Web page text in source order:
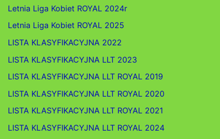
Letnia Liga Kobiet ROYAL 2024r
Letnia Liga Kobiet ROYAL 2025
LISTA KLASYFIKACYJNA 2022
LISTA KLASYFIKACYJNA LLT 2023
LISTA KLASYFIKACYJNA LLT ROYAL 2019
LISTA KLASYFIKACYJNA LLT ROYAL 2020
LISTA KLASYFIKACYJNA LLT ROYAL 2021
LISTA KLASYFIKACYJNA LLT ROYAL 2024